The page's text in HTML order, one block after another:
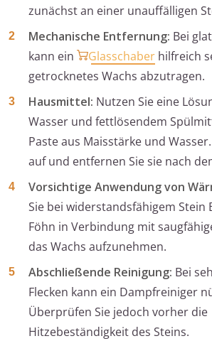
zunächst an einer unauffälligen
Mechanische Entfernung: Bei
kann ein
Glasschaber hilfreich
getrocknetes Wachs abzutragen.
Hausmittel: Nutzen Sie eine
Wasser und fettlösendem
Paste aus Maisstärke und
auf und entfernen Sie sie nach
Vorsichtige Anwendung von
Sie bei widerstandsfähigem Stein
Föhn in Verbindung mit
das Wachs aufzunehmen.
Abschließende Reinigung: Bei
Flecken kann ein Dampfreiniger
Überprüfen Sie jedoch vorher die
Hitzebeständigkeit des Steins.